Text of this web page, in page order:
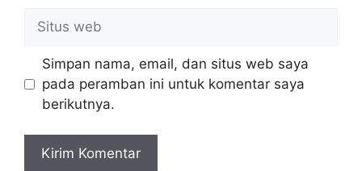
web
Simpan nama, email, dan situs web saya
pada peramban ini untuk komentar saya
berikutnya.